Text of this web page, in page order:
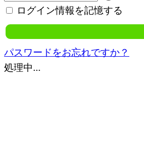
ログイン情報を記憶する
パスワードをお忘れですか？
処理中...